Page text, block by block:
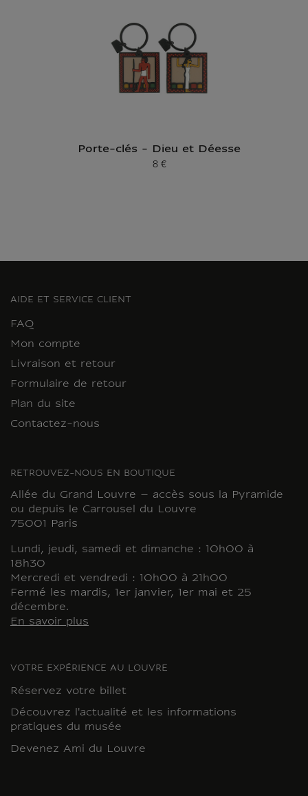
Porte-clés - Dieu et Déesse
Prix ​​actuel
8 €
AIDE ET SERVICE CLIENT
FAQ
Mon compte
Livraison et retour
Formulaire de retour
Plan du site
Contactez-nous
RETROUVEZ-NOUS EN BOUTIQUE
Allée du Grand Louvre – accès sous la Pyramide
ou depuis le Carrousel du Louvre
75001 Paris
Lundi, jeudi, samedi et dimanche : 10h00 à
18h30
Mercredi et vendredi : 10h00 à 21h00
Fermé les mardis, 1er janvier, 1er mai et 25
décembre.
En savoir plus
VOTRE EXPÉRIENCE AU LOUVRE
Réservez votre billet
Découvrez l'actualité et les informations
pratiques du musée
Devenez Ami du Louvre